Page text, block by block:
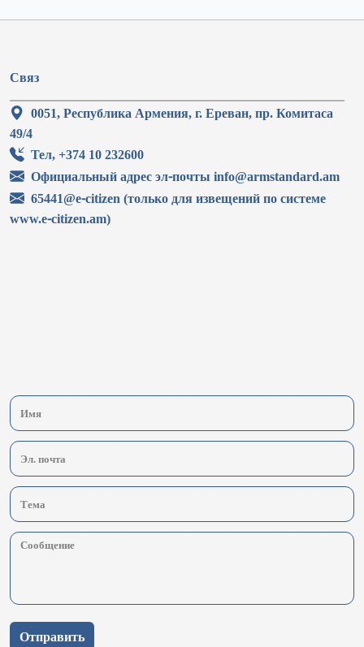
Связ
0051, Республика Армения, г. Ереван, пр. Комитаса
49/4
Тел, +374 10 232600
Официальный адрес эл-почты info@armstandard.am
65441@e-citizen (только для извещений по системе
www.e-citizen.am)
Отправить